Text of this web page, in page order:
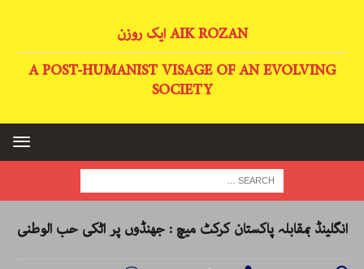
AIK ROZAN ایک روزن
A POST-HUMANIST VISAGE OF AN EVOLVING
SOCIETY
انگلینڈ بمقابلہ پاکستان کرکٹ میچ : جھنڈوں پر اٹکی حب الوطنی